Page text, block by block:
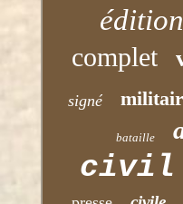
édition
complet
signé
bataille
civil